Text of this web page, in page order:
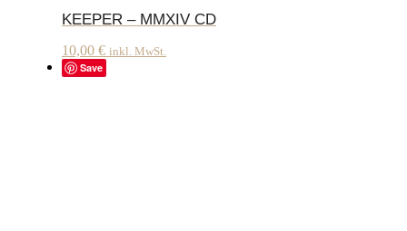
KEEPER – MMXIV CD
10,00 € inkl. MwSt.
Save